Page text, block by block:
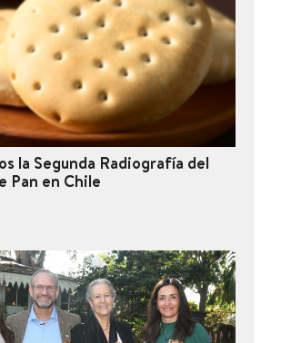
la Segunda Radiografía del
Pan en Chile